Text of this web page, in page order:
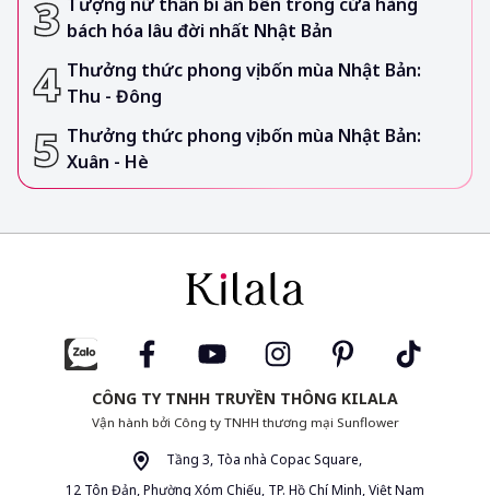
Tượng nữ thần bí ẩn bên trong cửa hàng
bách hóa lâu đời nhất Nhật Bản
Thưởng thức phong vị bốn mùa Nhật Bản:
Thu - Đông
Thưởng thức phong vị bốn mùa Nhật Bản:
Xuân - Hè
CÔNG TY TNHH TRUYỀN THÔNG KILALA
Vận hành bởi Công ty TNHH thương mại Sunflower
Tầng 3, Tòa nhà Copac Square,
12 Tôn Đản, Phường Xóm Chiếu, TP. Hồ Chí Minh, Việt Nam